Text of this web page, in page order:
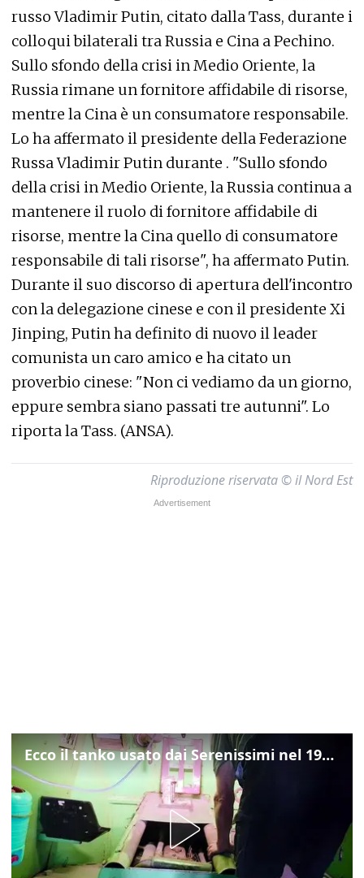
russo Vladimir Putin, citato dalla Tass, durante i
colloqui bilaterali tra Russia e Cina a Pechino.
Sullo sfondo della crisi in Medio Oriente, la
Russia rimane un fornitore affidabile di risorse,
mentre la Cina è un consumatore responsabile.
Lo ha affermato il presidente della Federazione
Russa Vladimir Putin durante . "Sullo sfondo
della crisi in Medio Oriente, la Russia continua a
mantenere il ruolo di fornitore affidabile di
risorse, mentre la Cina quello di consumatore
responsabile di tali risorse", ha affermato Putin.
Durante il suo discorso di apertura dell'incontro
con la delegazione cinese e con il presidente Xi
Jinping, Putin ha definito di nuovo il leader
comunista un caro amico e ha citato un
proverbio cinese: "Non ci vediamo da un giorno,
eppure sembra siano passati tre autunni". Lo
riporta la Tass. (ANSA).
Riproduzione riservata © il Nord Est
Ecco il tanko usato dai Serenissimi nel 1997 per il blitz a San Marco